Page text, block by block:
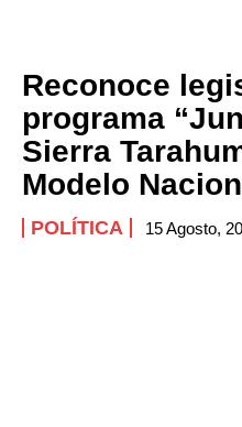
Reconoce
programa
Sierra
Modelo
POLÍTICA 15 Agosto,